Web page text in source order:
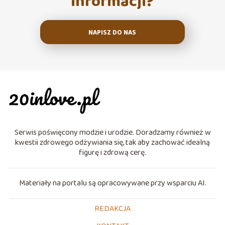
NAPISZ DO NAS
Serwis poświęcony modzie i urodzie. Doradzamy również w
kwestii zdrowego odżywiania się, tak aby zachować idealną
figurę i zdrową cerę.
Materiały na portalu są opracowywane przy wsparciu AI.
REDAKCJA